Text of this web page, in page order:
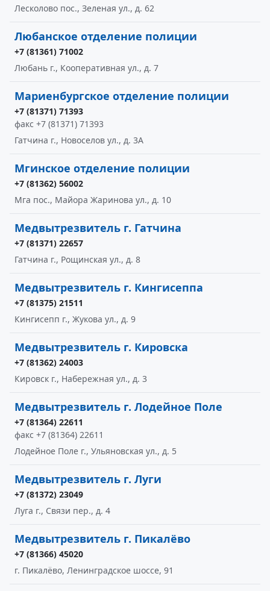
Лесколово пос., Зеленая ул., д. 62
Любанское отделение полиции
+7 (81361) 71002
Любань г., Кооперативная ул., д. 7
Мариенбургское отделение полиции
+7 (81371) 71393
факс +7 (81371) 71393
Гатчина г., Новоселов ул., д. 3А
Мгинское отделение полиции
+7 (81362) 56002
Мга пос., Майора Жаринова ул., д. 10
Медвытрезвитель г. Гатчина
+7 (81371) 22657
Гатчина г., Рощинская ул., д. 8
Медвытрезвитель г. Кингисеппа
+7 (81375) 21511
Кингисепп г., Жукова ул., д. 9
Медвытрезвитель г. Кировска
+7 (81362) 24003
Кировск г., Набережная ул., д. 3
Медвытрезвитель г. Лодейное Поле
+7 (81364) 22611
факс +7 (81364) 22611
Лодейное Поле г., Ульяновская ул., д. 5
Медвытрезвитель г. Луги
+7 (81372) 23049
Луга г., Связи пер., д. 4
Медвытрезвитель г. Пикалёво
+7 (81366) 45020
г. Пикалёво, Ленинградское шоссе, 91